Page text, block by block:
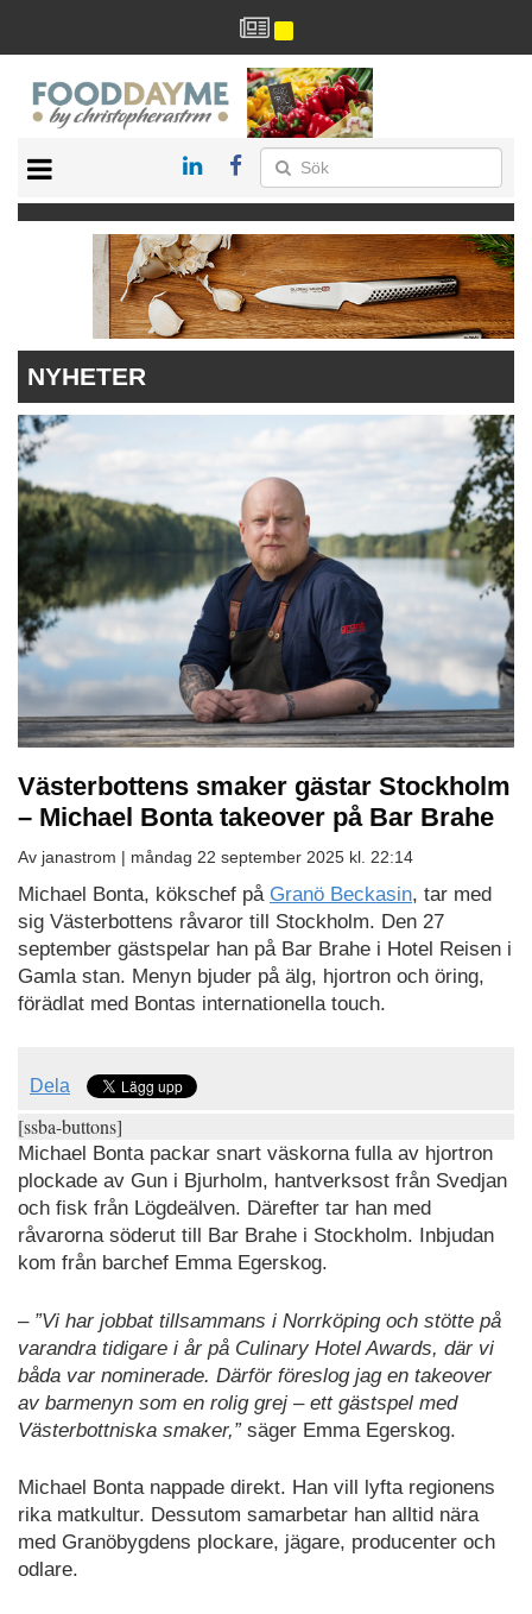
RECEPT
RESTAURANG
NYHETER
Västerbottens smaker gästar Stockholm
– Michael Bonta takeover på Bar Brahe
Av janastrom | måndag 22 september 2025 kl. 22:14
Michael Bonta, kökschef på Granö Beckasin, tar med
sig Västerbottens råvaror till Stockholm. Den 27
september gästspelar han på Bar Brahe i Hotel Reisen i
Gamla stan. Menyn bjuder på älg, hjortron och öring,
förädlat med Bontas internationella touch.
Dela
[ssba-buttons]
Michael Bonta packar snart väskorna fulla av hjortron
plockade av Gun i Bjurholm, hantverksost från Svedjan
och fisk från Lögdeälven. Därefter tar han med
råvarorna söderut till Bar Brahe i Stockholm. Inbjudan
kom från barchef Emma Egerskog.
– ”Vi har jobbat tillsammans i Norrköping och stötte på
varandra tidigare i år på Culinary Hotel Awards, där vi
båda var nominerade. Därför föreslog jag en takeover
av barmenyn som en rolig grej – ett gästspel med
Västerbottniska smaker,”säger Emma Egerskog.
Michael Bonta nappade direkt. Han vill lyfta regionens
rika matkultur. Dessutom samarbetar han alltid nära
med Granöbygdens plockare, jägare, producenter och
odlare.